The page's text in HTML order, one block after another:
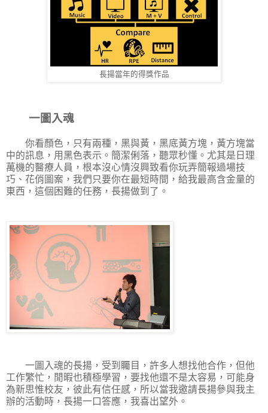
長揚當年的得獎作品
一圖入魂
你看顏色，只有兩種，黑與黃，黑底黃方塊，黃方塊當
中的訊息，用黑色表示。簡潔俐落，聽眾秒懂。尤其是日理
萬機的醫療人員，根本沒心情沒興致看你玩弄簡報過場技
巧、花俏圖案，我們只要你在最短時間，給我最高含金量的
東西，這個困難的任務，長揚做到了。
一圖入魂的長揚，受到矚目，許多人想找他合作，但他
工作繁忙，閒暇也積極學習，要找他還不是太容易，可能身
為新思惟校友，彼此有信任感，所以當我邀請長揚參與我主
辦的活動時，長揚一口答應，我喜出望外。